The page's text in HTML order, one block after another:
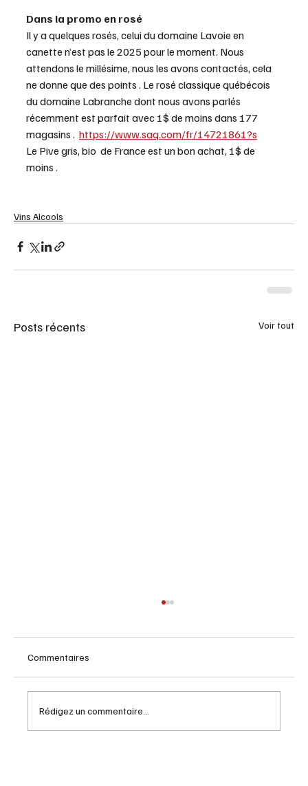
Dans la promo en rosé
Il y a quelques rosés, celui du domaine Lavoie en
canette n’est pas le 2025 pour le moment. Nous
attendons le millésime, nous les avons contactés, cela
ne donne que des points . Le rosé classique québécois
du domaine Labranche dont nous avons parlés
récemment est parfait avec 1$ de moins dans 177
magasins . https://www.saq.com/fr/14721861?s
Le Pive gris, bio  de France est un bon achat, 1$ de
moins .
Vins Alcools
Posts récents Voir tout
Commentaires
Rédigez un commentaire...